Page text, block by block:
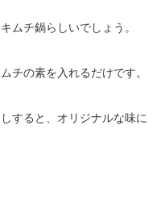
ムチ鍋らしいでしょう。
チの素を入れるだけです。
すると、オリジナルな味に